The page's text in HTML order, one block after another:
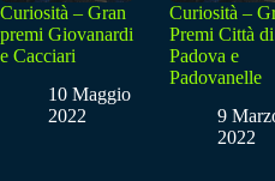
Curiosità – Gran
premi Giovanardi
e Cacciari
10 Maggio
2022
Curiosità –
Premi Città di
Padova e
Padovanelle
9
2022